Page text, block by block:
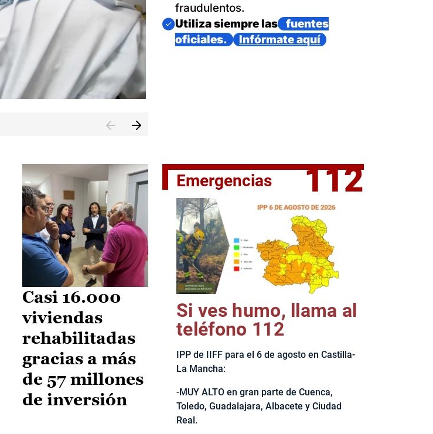
El jefe del Ejecutivo castellanomanchego, Emiliano García-
fraudulentos.
Imagen
Utiliza siempre las
fuentes
oficiales.
Infórmate aquí
Casi 16.000
viviendas
rehabilitadas
gracias a más
de 57 millones
de inversión
Emergencias 112
Si ves humo, llama al
teléfono 112
IPP de IIFF para el 6 de agosto en Castilla-
La Mancha:
-MUY ALTO en gran parte de Cuenca,
Toledo, Guadalajara, Albacete y Ciudad
Real.